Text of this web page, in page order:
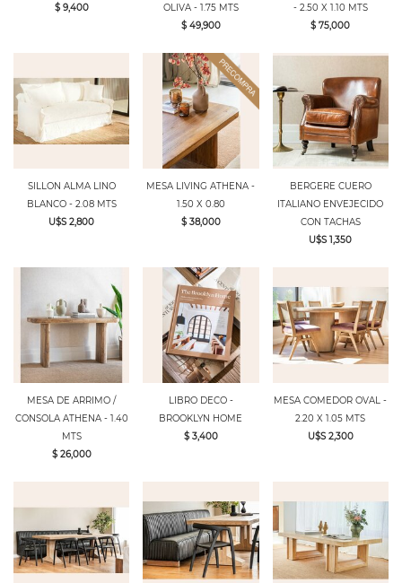
$ 9,400
OLIVA - 1.75 MTS
$ 49,900
- 2.50 X 1.10 MTS
$ 75,000
SILLON ALMA LINO
BLANCO - 2.08 MTS
U$S 2,800
MESA LIVING ATHENA -
1.50 X 0.80
$ 38,000
BERGERE CUERO
ITALIANO ENVEJECIDO
CON TACHAS
U$S 1,350
MESA DE ARRIMO /
CONSOLA ATHENA - 1.40
MTS
$ 26,000
LIBRO DECO -
BROOKLYN HOME
$ 3,400
MESA COMEDOR OVAL -
2.20 X 1.05 MTS
U$S 2,300